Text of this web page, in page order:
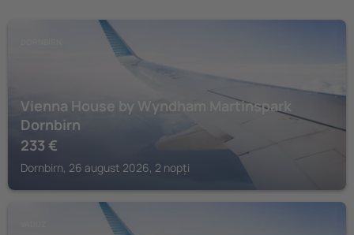
Vienna House by Wyndham Martinspark
Dornbirn
233 €
Dornbirn, 26 august 2026, 2 nopți